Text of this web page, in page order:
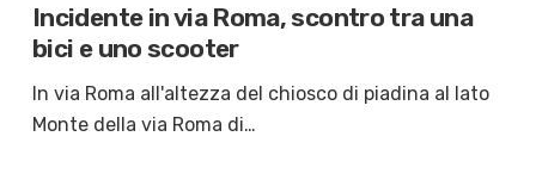
Incidente in via Roma, scontro tra una
bici e uno scooter
In via Roma all'altezza del chiosco di piadina al lato
Monte della via Roma di…